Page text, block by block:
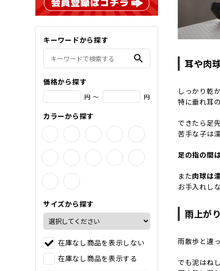
耳や肉
しっかり乾
特に垂れ耳
できたら足
苦手な子は
足の指の間
また肉球は
お手入れし
雨上が
雨散歩と違
でも泥はね
キーワードから探す
search
価格から探す
円 ～ 円
カラーから探す
サイズから探す
在庫なし商品を表示しない
在庫なし商品を表示する